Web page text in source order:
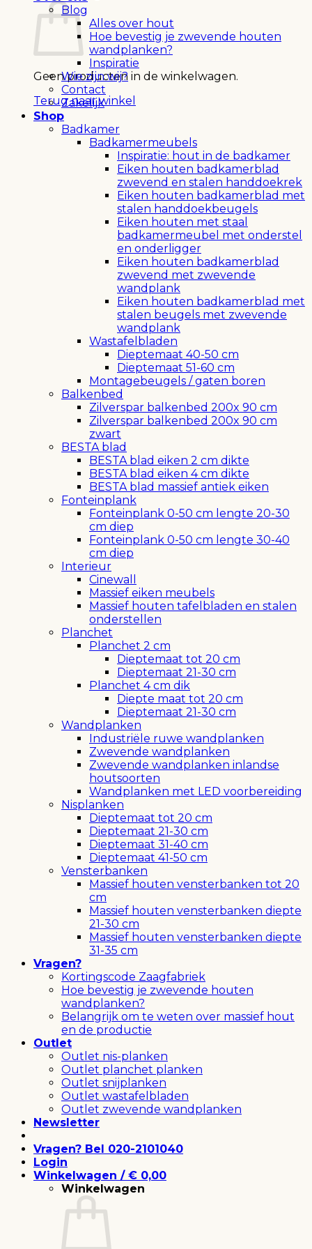
Geen producten in de winkelwagen.
Terug naar winkel
Blog
Alles over hout
Hoe bevestig je zwevende houten
wandplanken?
Inspiratie
Wie zijn wij?
Contact
Zakelijk
Shop
Badkamer
Badkamermeubels
Inspiratie: hout in de badkamer
Eiken houten badkamerblad
zwevend en stalen handdoekrek
Eiken houten badkamerblad met
stalen handdoekbeugels
Eiken houten met staal
badkamermeubel met onderstel
en onderligger
Eiken houten badkamerblad
zwevend met zwevende
wandplank
Eiken houten badkamerblad met
stalen beugels met zwevende
wandplank
Wastafelbladen
Dieptemaat 40-50 cm
Dieptemaat 51-60 cm
Montagebeugels / gaten boren
Balkenbed
Zilverspar balkenbed 200x 90 cm
Zilverspar balkenbed 200x 90 cm
zwart
BESTA blad
BESTA blad eiken 2 cm dikte
BESTA blad eiken 4 cm dikte
BESTA blad massief antiek eiken
Fonteinplank
Fonteinplank 0-50 cm lengte 20-30
cm diep
Fonteinplank 0-50 cm lengte 30-40
cm diep
Interieur
Cinewall
Massief eiken meubels
Massief houten tafelbladen en stalen
onderstellen
Planchet
Planchet 2 cm
Dieptemaat tot 20 cm
Dieptemaat 21-30 cm
Planchet 4 cm dik
Diepte maat tot 20 cm
Dieptemaat 21-30 cm
Wandplanken
Industriële ruwe wandplanken
Zwevende wandplanken
Zwevende wandplanken inlandse
houtsoorten
Wandplanken met LED voorbereiding
Nisplanken
Dieptemaat tot 20 cm
Dieptemaat 21-30 cm
Dieptemaat 31-40 cm
Dieptemaat 41-50 cm
Vensterbanken
Massief houten vensterbanken tot 20
cm
Massief houten vensterbanken diepte
21-30 cm
Massief houten vensterbanken diepte
31-35 cm
Vragen?
Kortingscode Zaagfabriek
Hoe bevestig je zwevende houten
wandplanken?
Belangrijk om te weten over massief hout
en de productie
Outlet
Outlet nis-planken
Outlet planchet planken
Outlet snijplanken
Outlet wastafelbladen
Outlet zwevende wandplanken
Newsletter
Vragen? Bel 020-2101040
Login
Winkelwagen / € 0,00
Winkelwagen